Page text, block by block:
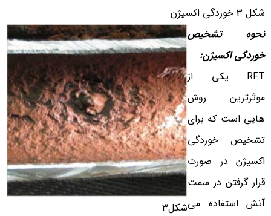
شکل 3 خوردگی اکسیژن
شکل3
نحوه تشخیص
خوردگی اکسیژن:
RFT یکی از
موثرترین روش
هایی است که برای
تشخیص خوردگی
اکسیژن در صورت
قرار گرفتن در سمت
آتش استفاده می